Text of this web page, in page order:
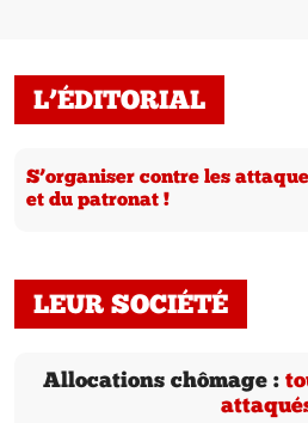
L’ÉDITORIAL
S’organiser contre les
et du patronat !
LEUR SOCIÉTÉ
Allocations chômage :